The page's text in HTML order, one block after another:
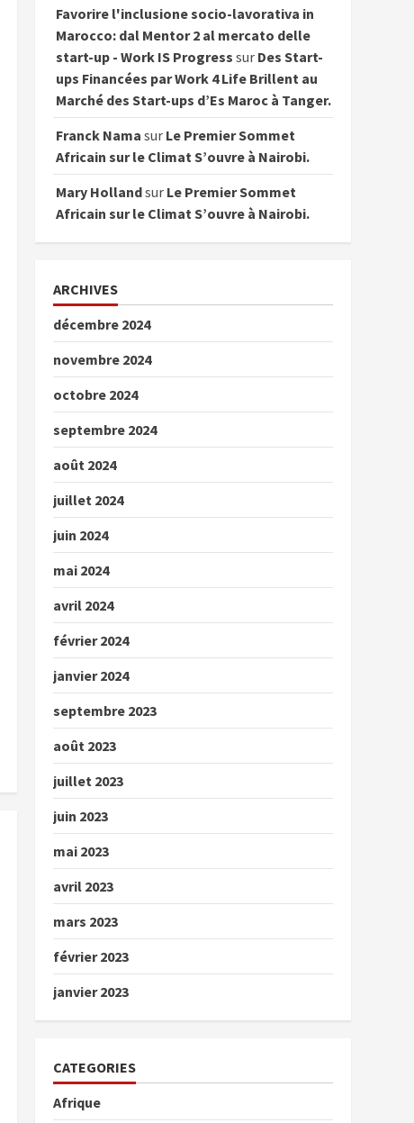
Favorire l'inclusione socio-lavorativa in
Marocco: dal Mentor 2 al mercato delle
start-up - Work IS Progress sur Des Start-
ups Financées par Work 4 Life Brillent au
Marché des Start-ups d’Es Maroc à Tanger.
Franck Nama sur Le Premier Sommet
Africain sur le Climat S’ouvre à Nairobi.
Mary Hollandsur Le Premier Sommet
Africain sur le Climat S’ouvre à Nairobi.
ARCHIVES
décembre 2024
novembre 2024
octobre 2024
septembre 2024
août 2024
juillet 2024
juin 2024
mai 2024
avril 2024
février 2024
janvier 2024
septembre 2023
août 2023
juillet 2023
juin 2023
mai 2023
avril 2023
mars 2023
février 2023
janvier 2023
CATEGORIES
Afrique